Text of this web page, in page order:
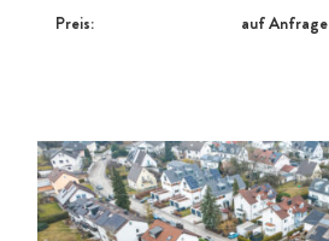
Preis: auf Anfrage